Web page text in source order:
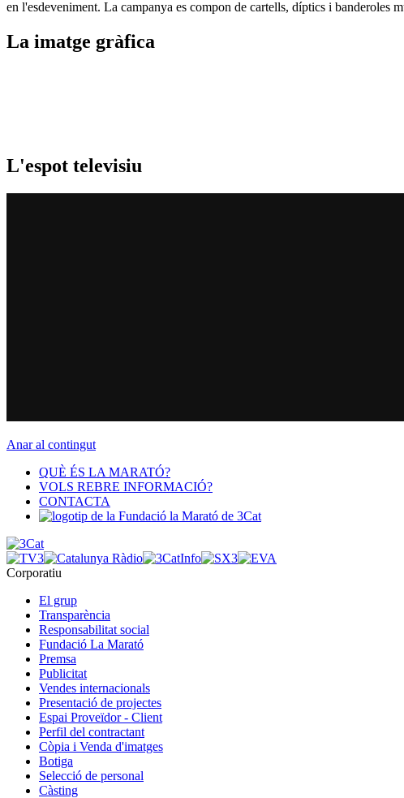
en l'esdeveniment. La campanya es compon de cartells, díptics i
La imatge gràfica
L'espot televisiu
Anar al contingut
QUÈ ÉS LA MARATÓ?
VOLS REBRE INFORMACIÓ?
CONTACTA
Corporatiu
El grup
Transparència
Responsabilitat social
Fundació La Marató
Premsa
Publicitat
Vendes internacionals
Presentació de projectes
Espai Proveïdor - Client
Perfil del contractant
Còpia i Venda d'imatges
Botiga
Selecció de personal
Càsting